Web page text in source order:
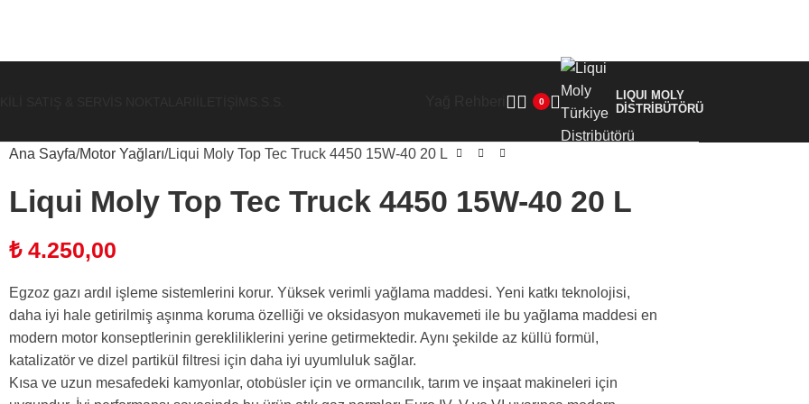
0
LIQUI MOLY
DİSTRİBÜTÖRÜ
Ana Sayfa Motor Yağları Liqui Moly Top Tec Truck 4450 15W-40 20 L
Liqui Moly Top Tec Truck 4450 15W-40 20 L
₺4.250,00
Egzoz gazı ardıl işleme sistemlerini korur. Yüksek verimli yağlama maddesi. Yeni katkı teknolojisi,
daha iyi hale getirilmiş aşınma koruma özelliği ve oksidasyon mukavemeti ile bu yağlama maddesi en
modern motor konseptlerinin gerekliliklerini yerine getirmektedir. Aynı şekilde az küllü formül,
katalizatör ve dizel partikül filtresi için daha iyi uyumluluk sağlar.
Kısa ve uzun mesafedeki kamyonlar, otobüsler için ve ormancılık, tarım ve inşaat makineleri için